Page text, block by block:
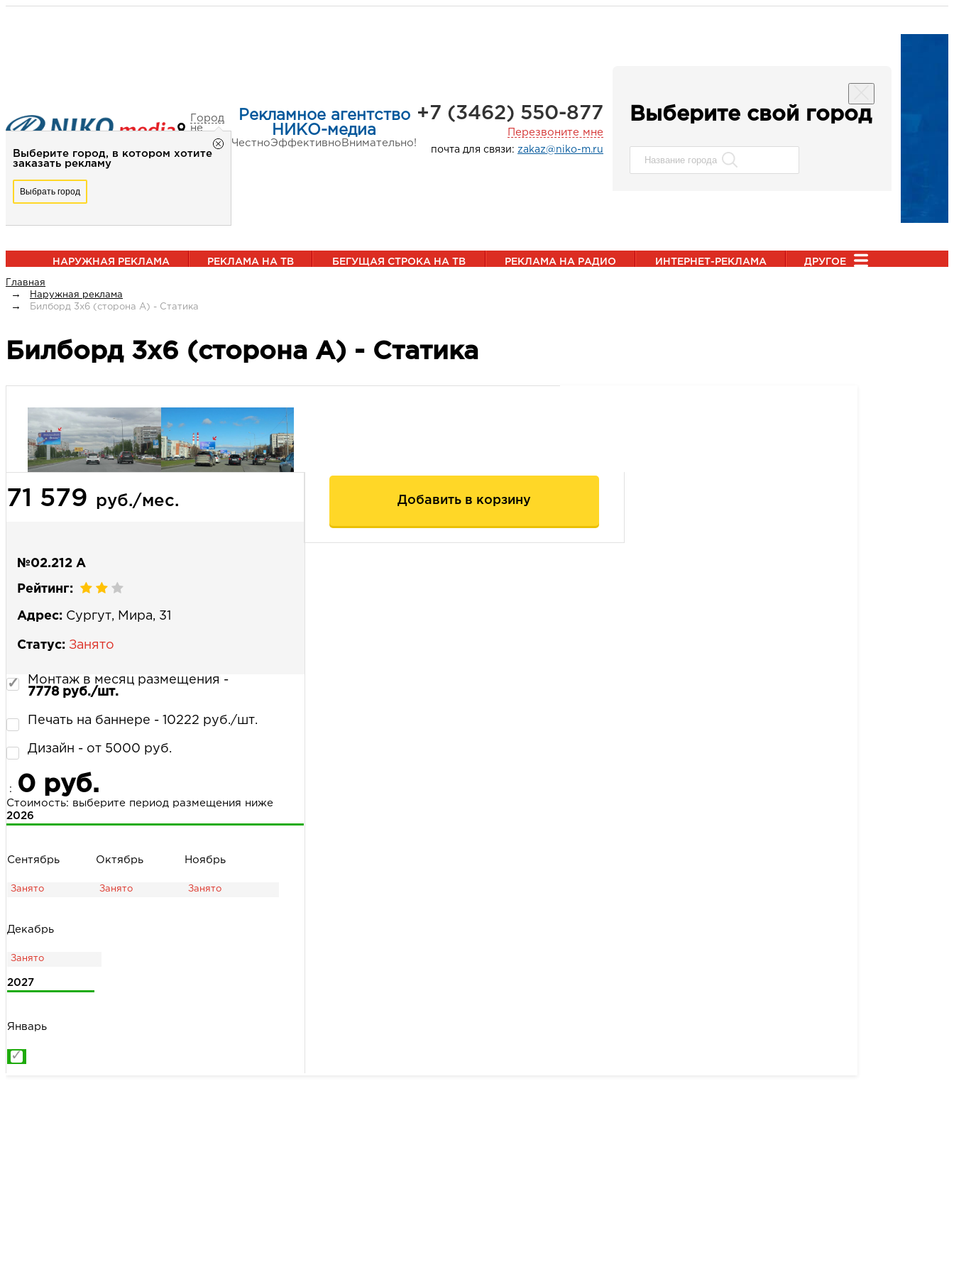
Город
не
выбран
Выберите город, в котором хотите
заказать рекламу
Выбрать город
Рекламное агентство
НИКО-медиа
ЧестноЭффективно Внимательно!
+7 (3462) 550-877
Перезвоните мне
почта для связи: zakaz@niko-m.ru
Выберите свой город
НАРУЖНАЯ РЕКЛАМА РЕКЛАМА НА ТВ БЕГУЩАЯ СТРОКА НА ТВ РЕКЛАМА НА РАДИО ИНТЕРНЕТ-РЕКЛАМА ДРУГОЕ
Главная
Наружная реклама
Билборд 3х6 (сторона А) - Статика
Билборд 3х6 (сторона А) - Статика
71 579 руб./мес.
№02.212 А
Рейтинг:
Адрес: Сургут, Мира, 31
Статус: Занято
Монтаж в месяц размещения -
7778 руб./шт.
Печать на баннере - 10222 руб./шт.
Дизайн - от 5000 руб.
: 0 руб.
Стоимость: выберите период размещения ниже
2026
Сентябрь Октябрь Ноябрь
Декабрь
2027
Январь
Добавить в корзину